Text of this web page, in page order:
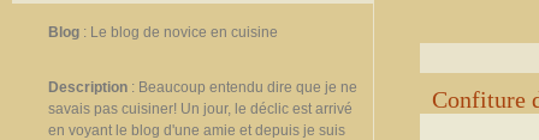
Blog : Le blog de novice en cuisine
Description : Beaucoup entendu dire que je ne
savais pas cuisiner! Un jour, le déclic est arrivé
en voyant le blog d'une amie et depuis je suis
Confiture